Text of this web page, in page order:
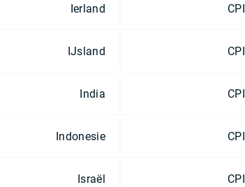
Ierland CPI
IJsland CPI
India CPI
Indonesie CPI
Israël CPI